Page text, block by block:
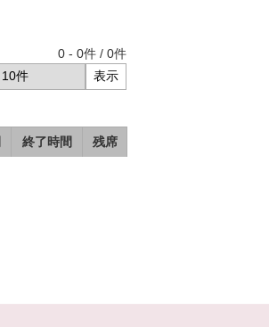
0 - 0件 / 0件
終了時間 残席